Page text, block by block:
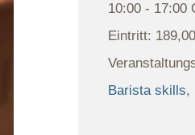
10:00 - 17:00
Eintritt:
Barista skills,